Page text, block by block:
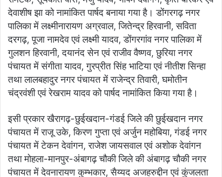
देवाशीष झा को नामांकित पार्षद बनाया गया है। डोंगरगढ़ नगर
पालिका में लक्ष्मीनारायण अग्रवाल, जितेन्द्र हिरवानी, सविता
दरगढ़, पूजा नामदेव एवं लक्ष्मी यादव, डोंगरगांव नगर पालिका में
गुलशन हिरवानी, दयानंद सेन एवं राजीव वैष्णव, छुरिया नगर
पंचायत में संगीता यादव, गुरप्रीत सिंह भाटिया एवं नीतीश सिन्हा
तथा लालबहादुर नगर पंचायत में राजेन्द्र तिवारी, घमोतीन
चंद्रवंशी एवं रेखराम यादव को पार्षद नामांकित किया गया है।
इसी प्रकार खैरागढ़-छुईखदान-गंडई जिले की छुईखदान नगर
पंचायत में राजू उके, किरण गुप्ता एवं अर्जुन महोबिया, गंडई नगर
पंचायत में टेकन देवांगन, राजेश जायसवाल एवं अशोक देवांगन
तथा मोहला-मानपुर-अंबागढ़ चौकी जिले की अंबागढ़ चौकी नगर
पंचायत में देवनारायण कुम्भकार, सैय्यद अजहरुद्दीन एवं कुंजलता